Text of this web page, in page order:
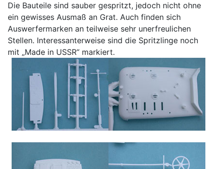
Die Bauteile sind sauber gespritzt, jedoch nicht ohne
ein gewisses Ausmaß an Grat. Auch finden sich
Auswerfermarken an teilweise sehr unerfreulichen
Stellen. Interessanterweise sind die Spritzlinge noch
mit „Made in USSR“ markiert.